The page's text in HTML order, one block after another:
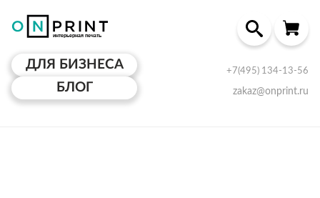
ДЛЯ БИЗНЕСА
БЛОГ
+7(495) 134-13-56
zakaz@onprint.ru